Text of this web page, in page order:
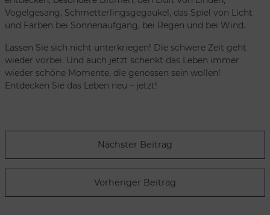
Vogelgesang, Schmetterlingsgegaukel, das Spiel von Licht
und Farben bei Sonnenaufgang, bei Regen und bei Wind.
Lassen Sie sich nicht unterkriegen! Die schwere Zeit geht
wieder vorbei. Und auch jetzt schenkt das Leben immer
wieder schöne Momente, die genossen sein wollen!
Entdecken Sie das Leben neu – jetzt!
Nächster Beitrag
Vorheriger Beitrag